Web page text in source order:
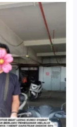
Jatinegara
Parkir P6A